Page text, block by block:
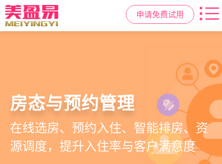
申请免费试用
智慧月子中心管理系统
一站式解决月子中心入住、护理、
餐饮、会员、财务、营销全流程管
理
母婴健康与护理管理
宝宝每日体征记录、妈妈产后康复跟
踪、护理计划执行，科学照护更安心
房态与预约管理
在线选房、预约入住、智能排房、资
源调度，提升入住率与客户满意度
会员营销与智能锁客
会员积分、套餐定制、精准营销、客
户关怀，提升复购与转介绍